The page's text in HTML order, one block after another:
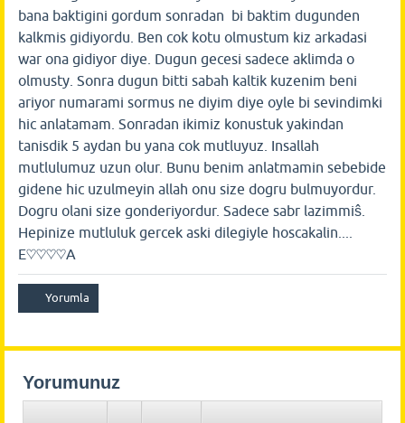
bana baktigini gordum sonradan bi baktim dugunden
kalkmis gidiyordu. Ben cok kotu olmustum kiz arkadasi
war ona gidiyor diye. Dugun gecesi sadece aklimda o
olmusty. Sonra dugun bitti sabah kaltik kuzenim beni
ariyor numarami sormus ne diyim diye oyle bi sevindimki
hic anlatamam. Sonradan ikimiz konustuk yakindan
tanisdik 5 aydan bu yana cok mutluyuz. Insallah
mutlulumuz uzun olur. Bunu benim anlatmamin sebebide
gidene hic uzulmeyin allah onu size dogru bulmuyordur.
Dogru olani size gonderiyordur. Sadece sabr lazimmiŝ.
Hepinize mutluluk gercek aski dilegiyle hoscakalin....
E♡♡♡♡A
Yorumunuz